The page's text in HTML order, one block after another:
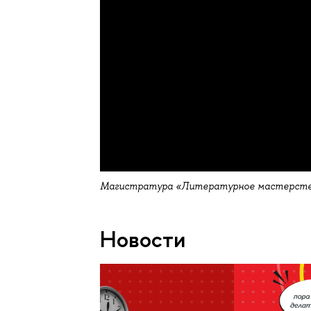
Магистратура «Литературное
Новости